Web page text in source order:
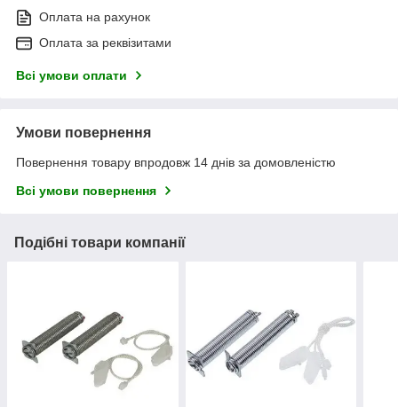
Оплата на рахунок
Оплата за реквізитами
Всі умови оплати
Умови повернення
Повернення товару впродовж 14 днів за домовленістю
Всі умови повернення
Подібні товари компанії